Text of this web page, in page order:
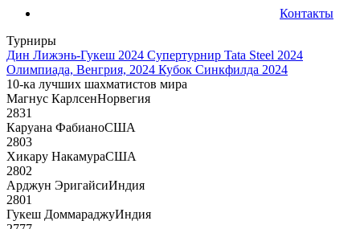
Контакты
Турниры
Дин Лижэнь-Гукеш 2024 Супертурнир Tata Steel 2024
Олимпиада, Венгрия, 2024 Кубок Синкфилда 2024
10-ка лучших шахматистов мира
Магнус КарлсенНорвегия
2831
Каруана ФабианоСША
2803
Хикару НакамураСША
2802
Арджун ЭригайсиИндия
2801
Гукеш ДоммараджуИндия